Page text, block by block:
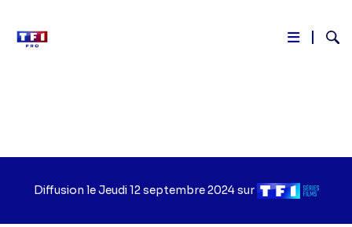
Diffusion leJour
diffusion
Jeudi 12 septembre 2024sur Chaîne
diffusion